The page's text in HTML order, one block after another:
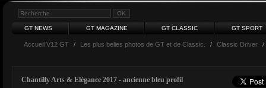
GT NEWS GT MAGAZINE GT CLASSIC GT SPORT
Accueil V12 GT / Les plus belles photos de GT et de Classic. / Classic Driver /
Chantilly Arts & Elégance 2017 - ancienne bleu profil